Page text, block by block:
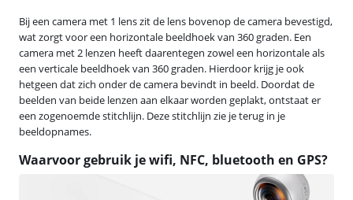
Bij een camera met 1 lens zit de lens bovenop de camera bevestigd,
wat zorgt voor een horizontale beeldhoek van 360 graden. Een
camera met 2 lenzen heeft daarentegen zowel een horizontale als
een verticale beeldhoek van 360 graden. Hierdoor krijg je ook
hetgeen dat zich onder de camera bevindt in beeld. Doordat de
beelden van beide lenzen aan elkaar worden geplakt, ontstaat er
een zogenoemde stitchlijn. Deze stitchlijn zie je terug in je
beeldopnames.
Waarvoor gebruik je wifi, NFC, bluetooth en GPS?